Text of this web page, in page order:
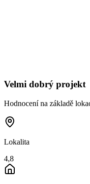
Velmi dobrý projekt
Hodnocení na základě
Lokalita
4,8